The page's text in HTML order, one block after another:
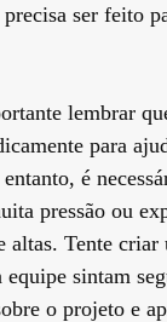
ser feito
lembrar
para
é
pressão ou
altas. Tente
equipe sintam
o projeto e